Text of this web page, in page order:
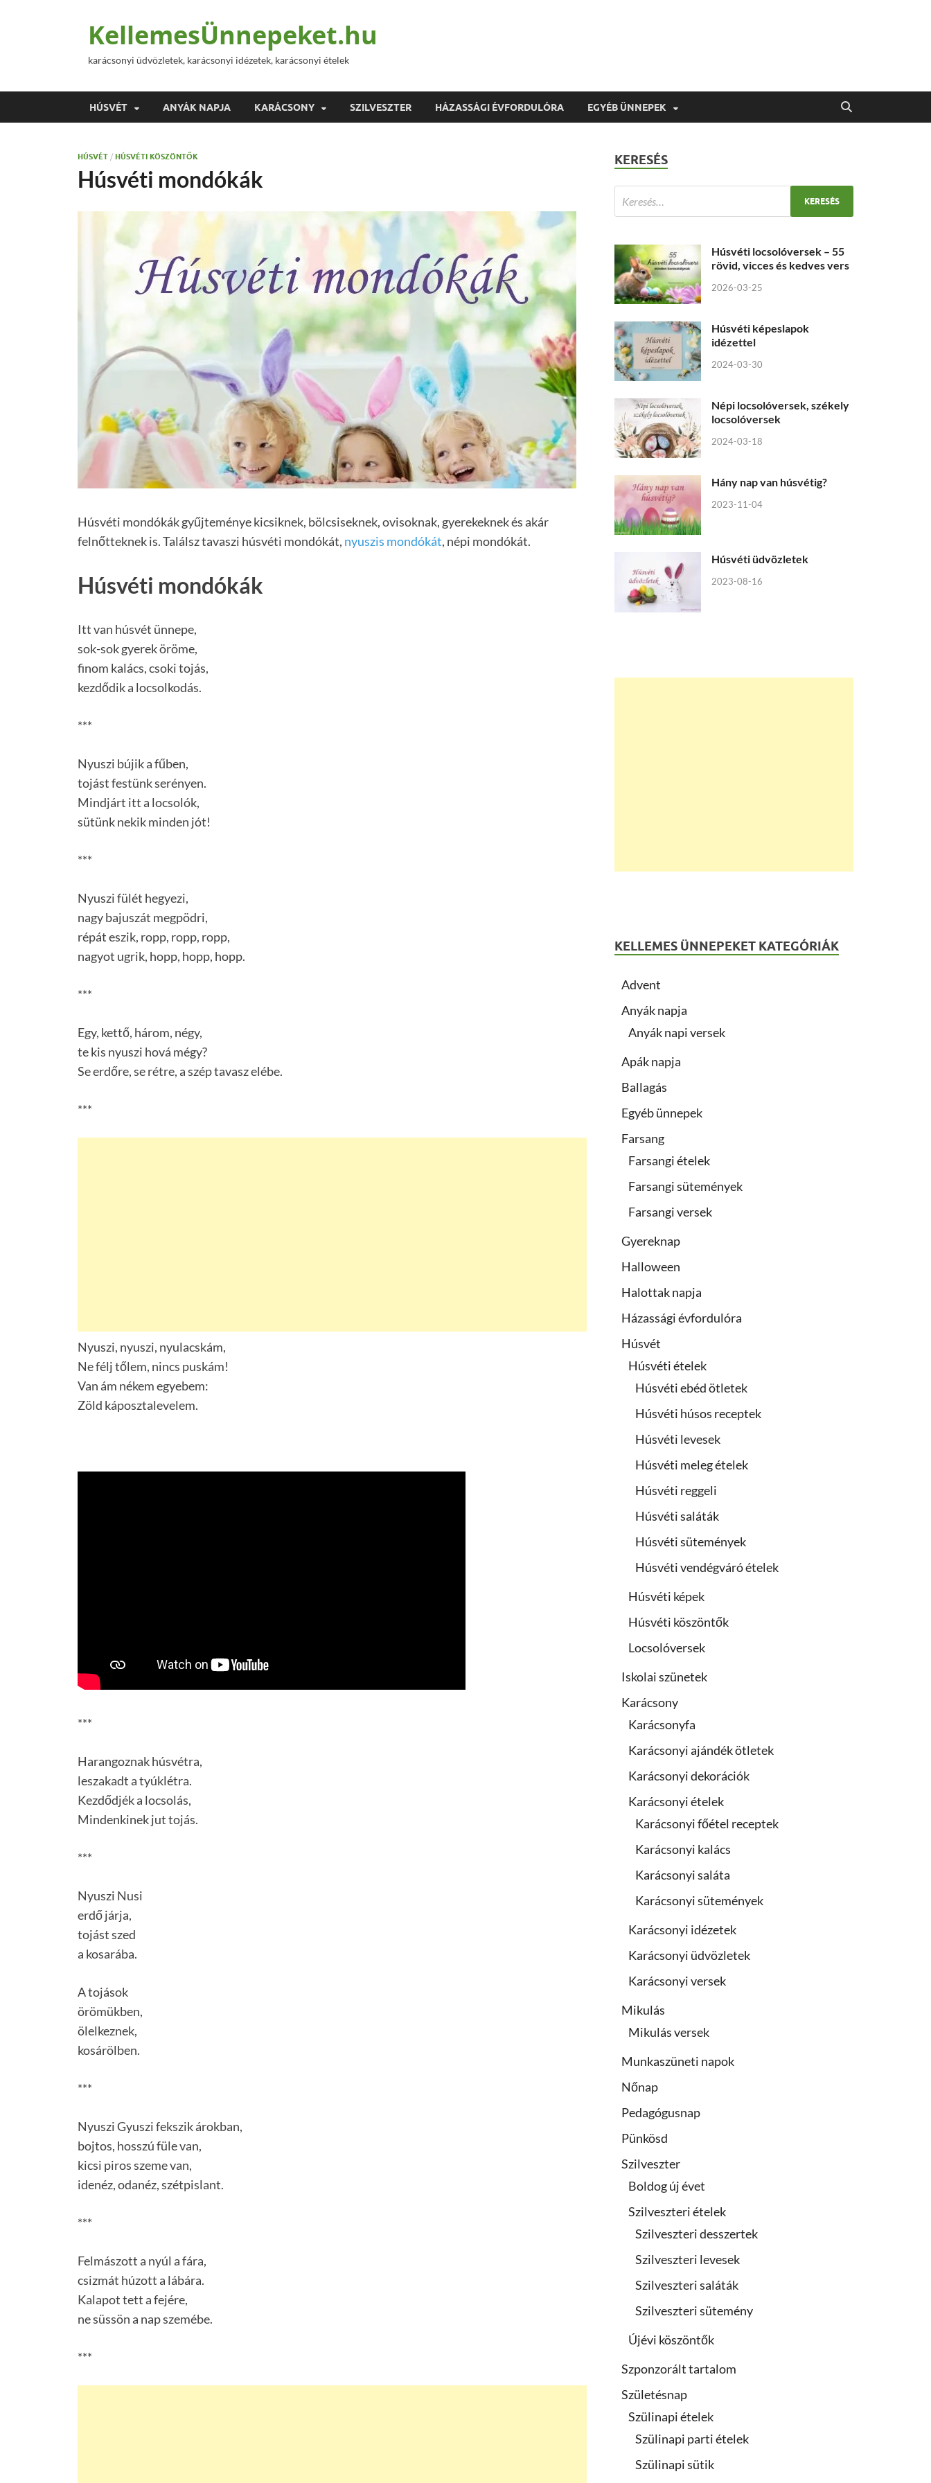
KellemesÜnnepeket.hu
karácsonyi üdvözletek, karácsonyi idézetek, karácsonyi ételek
HÚSVÉT ANYÁK NAPJA KARÁCSONY SZILVESZTER HÁZASSÁGI ÉVFORDULÓRA EGYÉB ÜNNEPEK
HÚSVÉT / HÚSVÉTI KÖSZÖNTŐK
Húsvéti mondókák
Húsvéti mondókák gyűjteménye kicsiknek, bölcsiseknek, ovisoknak, gyerekeknek és akár
felnőtteknek is. Találsz tavaszi húsvéti mondókát, nyuszis mondókát, népi mondókát.
Húsvéti mondókák
Itt van húsvét ünnepe,
sok-sok gyerek öröme,
finom kalács, csoki tojás,
kezdődik a locsolkodás.
***
Nyuszi bújik a fűben,
tojást festünk serényen.
Mindjárt itt a locsolók,
sütünk nekik minden jót!
***
Nyuszi fülét hegyezi,
nagy bajuszát megpödri,
répát eszik, ropp, ropp, ropp,
nagyot ugrik, hopp, hopp, hopp.
***
Egy, kettő, három, négy,
te kis nyuszi hová mégy?
Se erdőre, se rétre, a szép tavasz elébe.
***
Nyuszi, nyuszi, nyulacskám,
Ne félj tőlem, nincs puskám!
Van ám nékem egyebem:
Zöld káposztalevelem.
***
Harangoznak húsvétra,
leszakadt a tyúklétra.
Kezdődjék a locsolás,
Mindenkinek jut tojás.
***
Nyuszi Nusi
erdő járja,
tojást szed
a kosarába.
A tojások
örömükben,
ölelkeznek,
kosárölben.
***
Nyuszi Gyuszi fekszik árokban,
bojtos, hosszú füle van,
kicsi piros szeme van,
idenéz, odanéz, szétpislant.
***
Felmászott a nyúl a fára,
csizmát húzott a lábára.
Kalapot tett a fejére,
ne süssön a nap szemébe.
***
KERESÉS
Húsvéti locsolóversek – 55
rövid, vicces és kedves vers
2026-03-25
Húsvéti képeslapok
idézettel
2024-03-30
Népi locsolóversek, székely
locsolóversek
2024-03-18
Hány nap van húsvétig?
2023-11-04
Húsvéti üdvözletek
2023-08-16
KELLEMES ÜNNEPEKET KATEGÓRIÁK
Advent
Anyák napja
Anyák napi versek
Apák napja
Ballagás
Egyéb ünnepek
Farsang
Farsangi ételek
Farsangi sütemények
Farsangi versek
Gyereknap
Halloween
Halottak napja
Házassági évfordulóra
Húsvét
Húsvéti ételek
Húsvéti ebéd ötletek
Húsvéti húsos receptek
Húsvéti levesek
Húsvéti meleg ételek
Húsvéti reggeli
Húsvéti saláták
Húsvéti sütemények
Húsvéti vendégváró ételek
Húsvéti képek
Húsvéti köszöntők
Locsolóversek
Iskolai szünetek
Karácsony
Karácsonyfa
Karácsonyi ajándék ötletek
Karácsonyi dekorációk
Karácsonyi ételek
Karácsonyi főétel receptek
Karácsonyi kalács
Karácsonyi saláta
Karácsonyi sütemények
Karácsonyi idézetek
Karácsonyi üdvözletek
Karácsonyi versek
Mikulás
Mikulás versek
Munkaszüneti napok
Nőnap
Pedagógusnap
Pünkösd
Szilveszter
Boldog új évet
Szilveszteri ételek
Szilveszteri desszertek
Szilveszteri levesek
Szilveszteri saláták
Szilveszteri sütemény
Újévi köszöntők
Szponzorált tartalom
Születésnap
Szülinapi ételek
Szülinapi parti ételek
Szülinapi sütik